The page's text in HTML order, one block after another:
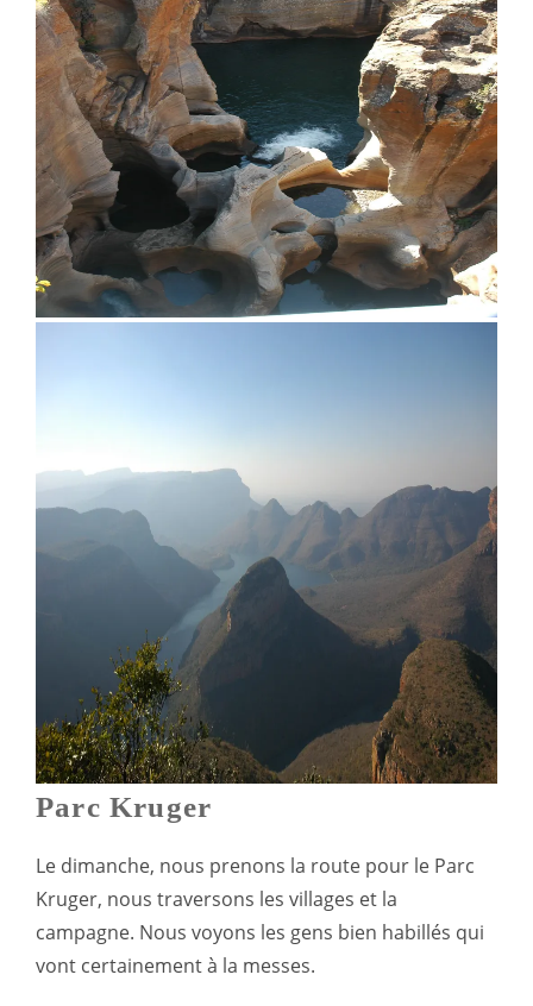
Parc Kruger
Le dimanche, nous prenons la route pour le Parc
Kruger, nous traversons les villages et la
campagne. Nous voyons les gens bien habillés qui
vont certainement à la messes.